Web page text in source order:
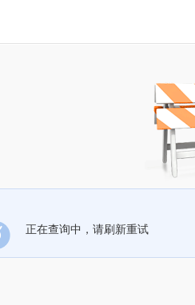
正在查询中，请刷新重试